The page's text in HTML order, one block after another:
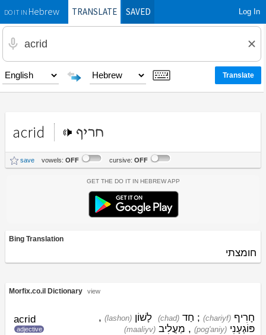
DO IT INHebrewTRANSLATE SAVED Log In
acrid חריף
save vowels: OFF cursive: OFF
Get the Do It In Hebrew App
Bing Translation
חומצתי
Morfix.co.il Dictionary view
acrid
adjective
(chariyf) חָרִיף ;
(chad) חַד (lashon) לָשׁוֹן ,
(pog'aniy) פּוֹגְעָנִי ,
(maaliyv) מַעֲלִיב